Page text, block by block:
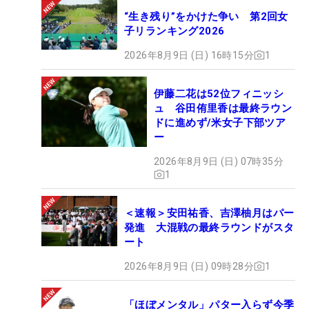
“生き残り”をかけた争い 第2回女
子リランキング2026
2026年8月9日 (日) 16時15分 1
伊藤二花は52位フィニッシ
ュ 谷田侑里香は最終ラウン
ドに進めず/米女子下部ツア
ー
2026年8月9日 (日) 07時35分
1
＜速報＞安田祐香、吉澤柚月はパー
発進 大混戦の最終ラウンドがスタ
ート
2026年8月9日 (日) 09時28分 1
「ほぼメンタル」パター入らず今季